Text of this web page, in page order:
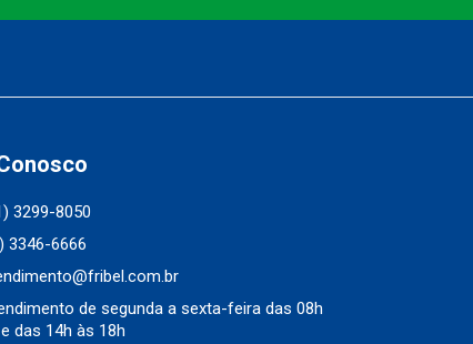
3299-8050
3346-6666
de segunda a sexta-feira das 08h
das 14h às 18h